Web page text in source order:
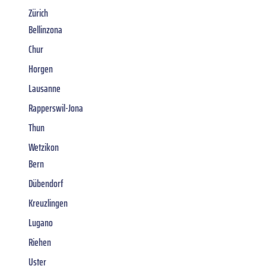
Zürich
Bellinzona
Chur
Horgen
Lausanne
Rapperswil-Jona
Thun
Wetzikon
Bern
Dübendorf
Kreuzlingen
Lugano
Riehen
Uster